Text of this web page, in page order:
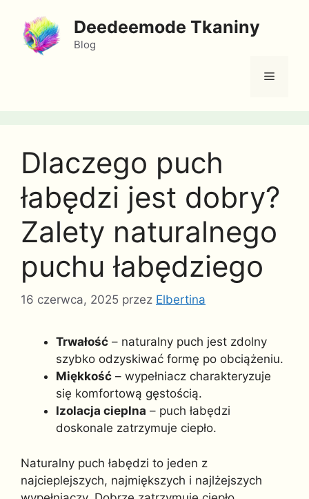
treści
Deedeemode Tkaniny
Blog
Menu
Dlaczego puch
łabędzi jest dobry?
Zalety naturalnego
puchu łabędziego
16 czerwca, 2025 przez Elbertina
Trwałość – naturalny puch jest zdolny
szybko odzyskiwać formę po obciążeniu.
Miękkość – wypełniacz charakteryzuje
się komfortową gęstością.
Izolacja cieplna – puch łabędzi
doskonale zatrzymuje ciepło.
Naturalny puch łabędzi to jeden z
najcieplejszych, najmiększych i najlżejszych